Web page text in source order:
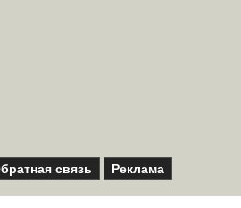
связь Реклама